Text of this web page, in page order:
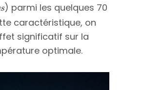
) parmi les quelques 70
caractéristique, on
significatif sur la
optimale.